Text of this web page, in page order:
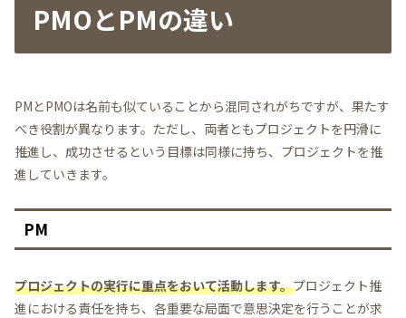
PMOとPMの違い
PMとPMOは名前も似ていることから混同されがちですが、果たす
べき役割が異なります。ただし、両者ともプロジェクトを円滑に
推進し、成功させるという目標は同様に持ち、プロジェクトを推
進していきます。
PM
プロジェクトの実行に重点をおいて活動します。プロジェクト推
進における責任を持ち、各重要な局面で意思決定を行うことが求